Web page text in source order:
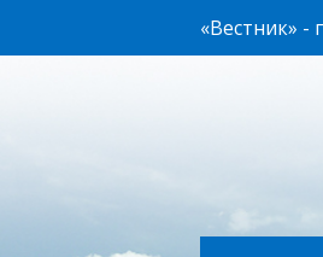
«Вестник» -